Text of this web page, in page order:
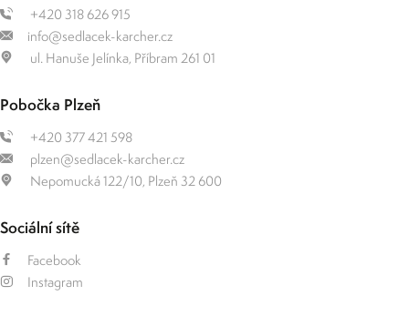
+420 318 626 915
info@sedlacek-karcher.cz
ul. Hanuše Jelínka, Příbram 261 01
Pobočka Plzeň
+420 377 421 598
plzen@sedlacek-karcher.cz
Nepomucká 122/10, Plzeň 32 600
Sociální sítě
Facebook
Instagram